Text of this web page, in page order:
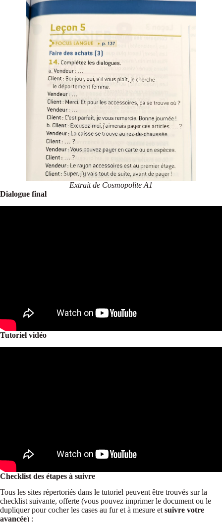
Extrait de Cosmopolite A1
Dialogue final
Tutoriel vidéo
Checklist des étapes à suivre
Tous les sites répertoriés dans le tutoriel peuvent être trouvés sur la
checklist suivante, offerte (vous pouvez imprimer le document ou le
dupliquer pour cocher les cases au fur et à mesure etsuivre votre
avancée) :